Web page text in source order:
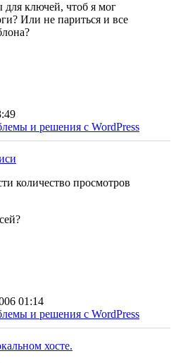
для ключей, чтоб я мог
Или не париться и все
и решения с WordPress
количество просмотров
01:14
и решения с WordPress
хосте.